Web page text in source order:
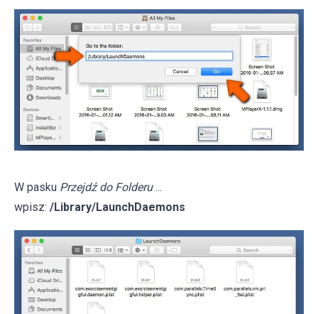
W pasku Przejdź do Folderu ...
wpisz: /Library/LaunchDaemons